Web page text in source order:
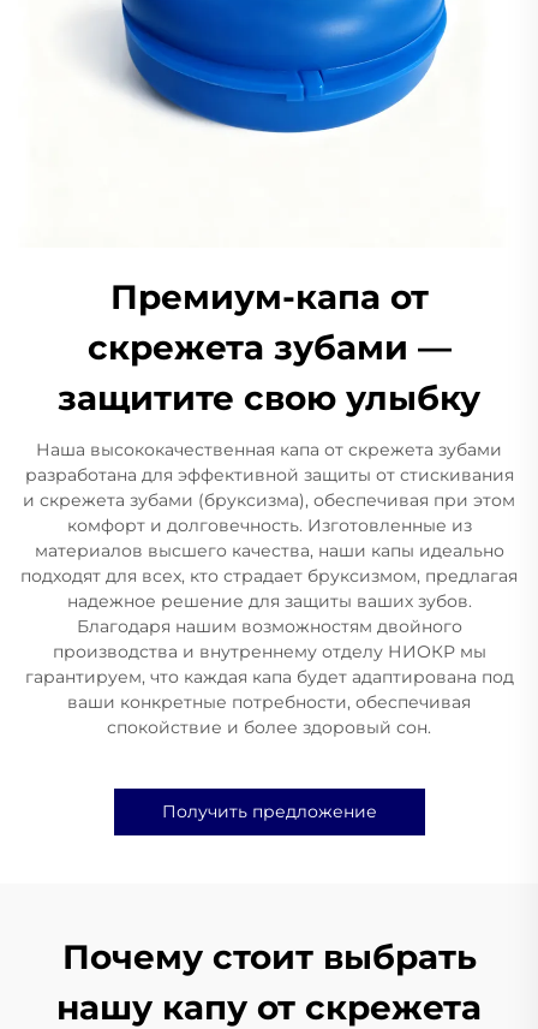
Премиум-капа от
скрежета зубами —
защитите свою улыбку
Наша высококачественная капа от скрежета зубами
разработана для эффективной защиты от стискивания
и скрежета зубами (бруксизма), обеспечивая при этом
комфорт и долговечность. Изготовленные из
материалов высшего качества, наши капы идеально
подходят для всех, кто страдает бруксизмом, предлагая
надежное решение для защиты ваших зубов.
Благодаря нашим возможностям двойного
производства и внутреннему отделу НИОКР мы
гарантируем, что каждая капа будет адаптирована под
ваши конкретные потребности, обеспечивая
спокойствие и более здоровый сон.
Получить предложение
Почему стоит выбрать
нашу капу от скрежета